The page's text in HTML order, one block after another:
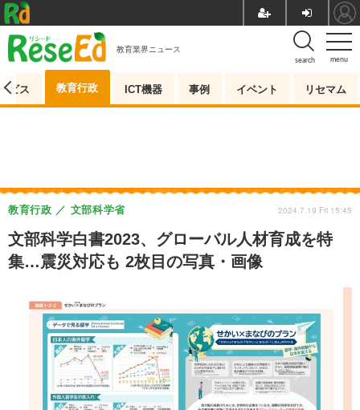
menu
search
教育業界ニュース
ビス 教育行政 ICT機器 事例 イベント リセマム
文部科学白書2023、グローバル人材育成を特
集…震災対応も 2枚目の写真・画像
教育行政 文部科学省 2024.7.19 Fri 15:45